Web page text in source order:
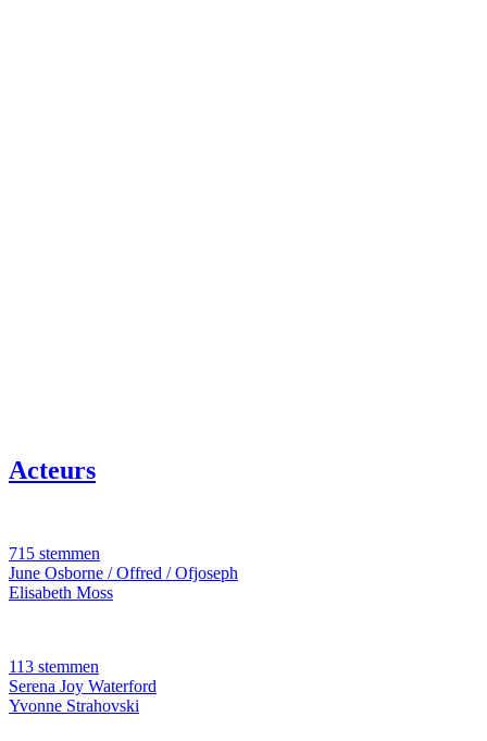
Acteurs
715 stemmen
June Osborne / Offred / Ofjoseph
Elisabeth Moss
113 stemmen
Serena Joy Waterford
Yvonne Strahovski